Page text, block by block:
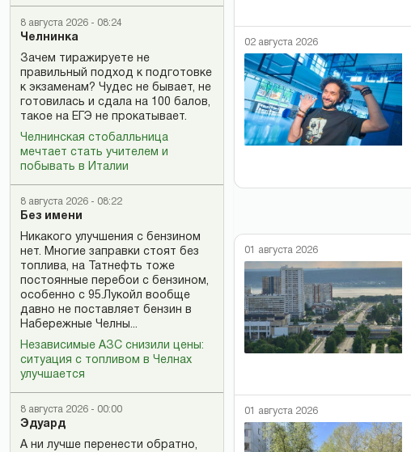
8 августа 2026 - 08:24
Челнинка
Зачем тиражируете не
правильный подход к подготовке
к экзаменам? Чудес не бывает, не
готовилась и сдала на 100 балов,
такое на ЕГЭ не прокатывает.
Челнинская стобалльница
мечтает стать учителем и
побывать в Италии
8 августа 2026 - 08:22
Без имени
Никакого улучшения с бензином
нет. Многие заправки стоят без
топлива, на Татнефть тоже
постоянные перебои с бензином,
особенно с 95.Лукойл вообще
давно не поставляет бензин в
Набережные Челны...
Независимые АЗС снизили цены:
ситуация с топливом в Челнах
улучшается
8 августа 2026 - 00:00
Эдуард
А ни лучше перенести обратно,
02 августа 2026
01 августа 2026
01 августа 2026